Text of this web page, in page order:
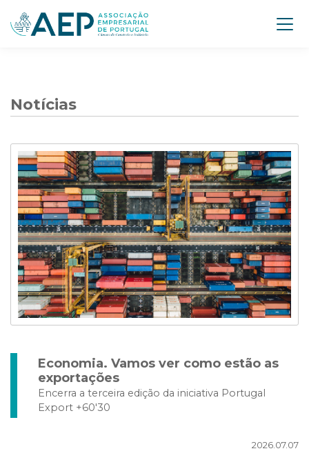
Notícias
Economia. Vamos ver como estão as
exportações
Encerra a terceira edição da iniciativa Portugal
Export +60'30
2026.07.07